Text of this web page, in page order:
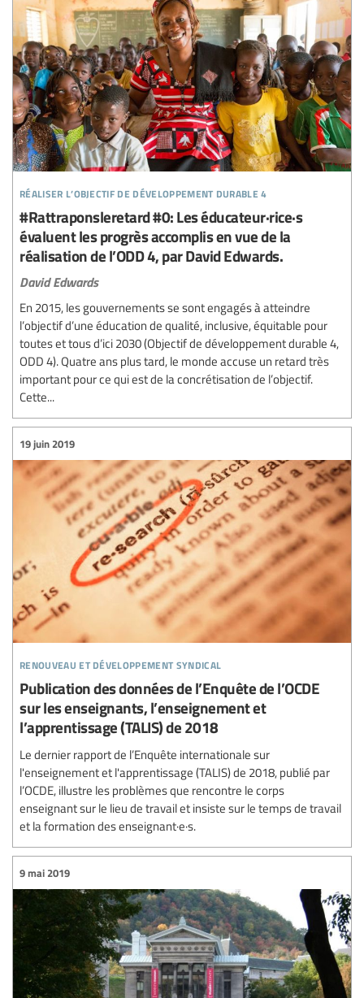
réaliser l’objectif de développement durable 4
#Rattraponsleretard #0: Les éducateur·rice·s
évaluent les progrès accomplis en vue de la
réalisation de l’ODD 4, par David Edwards.
David Edwards
En 2015, les gouvernements se sont engagés à atteindre
l’objectif d’une éducation de qualité, inclusive, équitable pour
toutes et tous d’ici 2030 (Objectif de développement durable 4,
ODD 4). Quatre ans plus tard, le monde accuse un retard très
important pour ce qui est de la concrétisation de l’objectif.
Cette...
renouveau et développement syndical
19 juin 2019
Publication des données de l’Enquête de l’OCDE
sur les enseignants, l’enseignement et
l’apprentissage (TALIS) de 2018
Le dernier rapport de l’Enquête internationale sur
l'enseignement et l'apprentissage (TALIS) de 2018, publié par
l’OCDE, illustre les problèmes que rencontre le corps
enseignant sur le lieu de travail et insiste sur le temps de travail
et la formation des enseignant·e·s.
9 mai 2019